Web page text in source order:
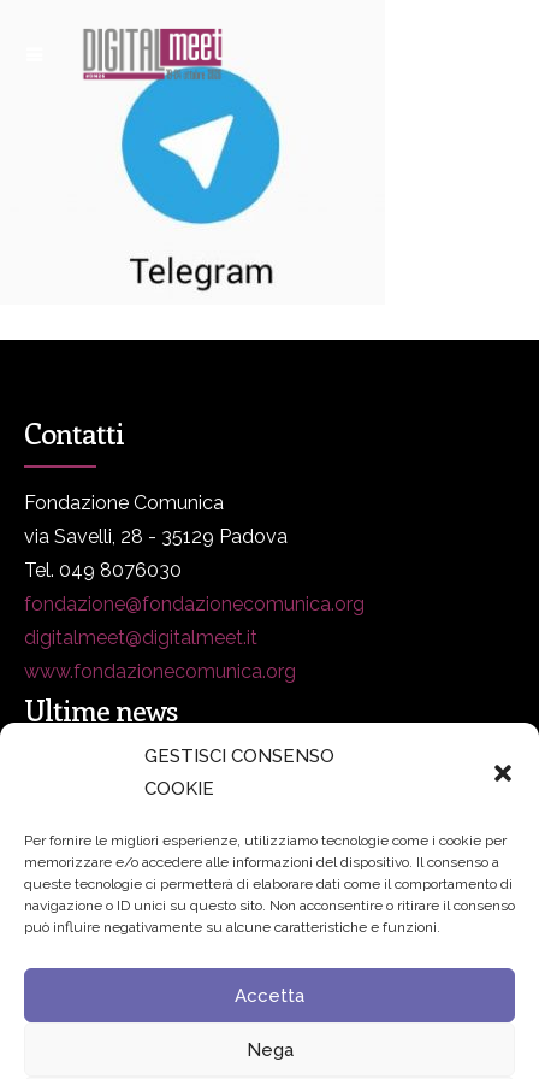
GESTISCI CONSENSO
COOKIE
Per fornire le migliori esperienze, utilizziamo tecnologie come i cookie per
memorizzare e/o accedere alle informazioni del dispositivo. Il consenso a
queste tecnologie ci permetterà di elaborare dati come il comportamento di
navigazione o ID unici su questo sito. Non acconsentire o ritirare il consenso
può influire negativamente su alcune caratteristiche e funzioni.
Accetta
Nega
Contatti
Fondazione Comunica
via Savelli, 28 - 35129 Padova
Tel. 049 8076030
fondazione@fondazionecomunica.org
digitalmeet@digitalmeet.it
www.fondazionecomunica.org
Ultime news
secsolutionforum 2026: è Bologna la nuova capitale
Padre Benanti: «Intelligenza artificiale? Contro i nuovi
algoritmi del potere serve una governance condivisa»
Edvance – Digital Education Hub Higher Education